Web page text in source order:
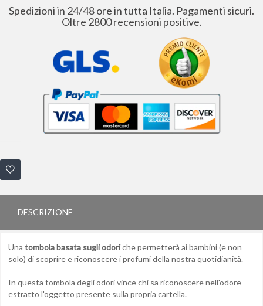
Spedizioni in 24/48 ore in tutta Italia. Pagamenti sicuri.
Oltre 2800 recensioni positive.
DESCRIZIONE
Unatombola basata sugli odoriche permetterà ai bambini (e non
solo) di scoprire e riconoscere i profumi della nostra quotidianità.
In questa tombola degli odori vince chi sa riconoscere nell'odore
estratto l'oggetto presente sulla propria cartella.